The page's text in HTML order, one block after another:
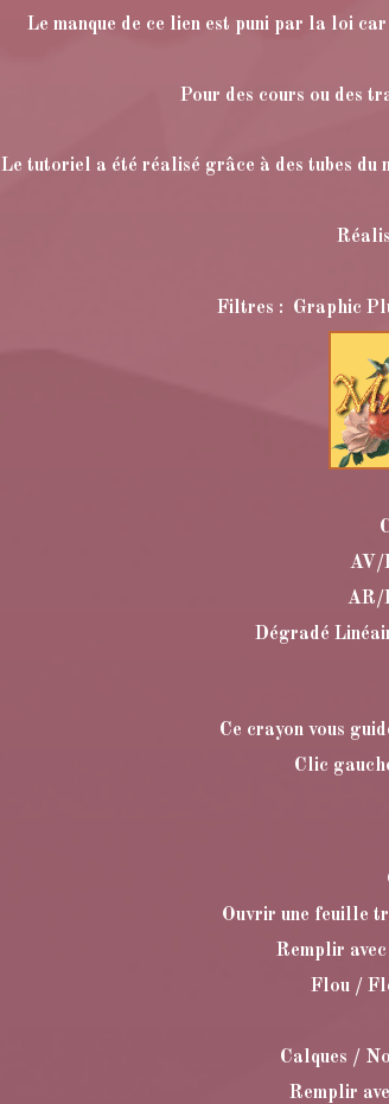
Le manque de ce lien est puni par la loi
Pour des cours ou des
Le tutoriel a été réalisé grâce à des tubes du
Filtres : Graphic
AV/
AR/
Dégradé
Ce crayon vous
Clic
Ouvrir une feuille
Remplir
Flou /
Calques /
Remplir